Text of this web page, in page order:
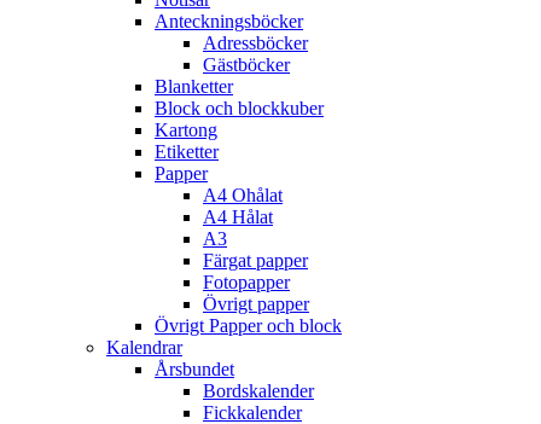
Anteckningsböcker
Adressböcker
Gästböcker
Blanketter
Block och blockkuber
Kartong
Etiketter
Papper
A4 Ohålat
A4 Hålat
A3
Färgat papper
Fotopapper
Övrigt papper
Övrigt Papper och block
Kalendrar
Årsbundet
Bordskalender
Fickkalender